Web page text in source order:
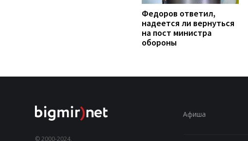
Федоров ответил,
надеется ли вернуться
на пост министра
обороны
© 2000-2024,
Афиша